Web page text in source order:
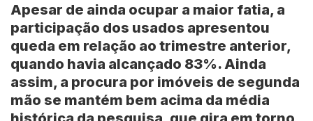
Apesar de ainda ocupar a maior fatia, a
participação dos usados apresentou
queda em relação ao trimestre anterior,
quando havia alcançado 83%. Ainda
assim, a procura por imóveis de segunda
mão se mantém bem acima da média